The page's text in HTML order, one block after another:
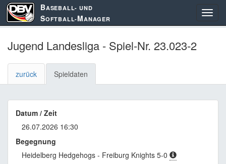
BASEBALL- UND
SOFTBALL-MANAGER
Jugend Landesliga - Spiel-Nr. 23.023-2
zurück Spieldaten
Datum / Zeit
26.07.2026 16:30
Begegnung
Heidelberg Hedgehogs - Freiburg Knights 5-0